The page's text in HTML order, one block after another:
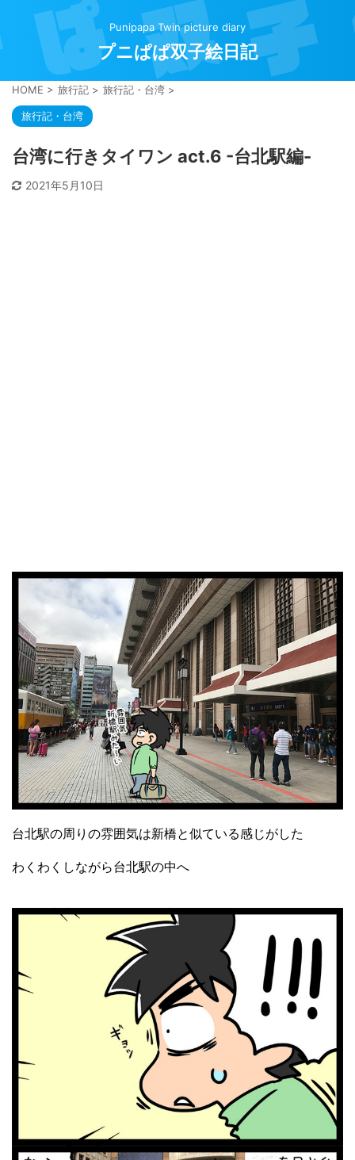
Punipapa Twin picture diary
プニぱぱ双子絵日記
HOME > 旅行記 > 旅行記・台湾 >
旅行記・台湾
台湾に行きタイワン act.6 -台北駅編-
2021年5月10日
台北駅の周りの雰囲気は新橋と似ている感じがした
わくわくしながら台北駅の中へ